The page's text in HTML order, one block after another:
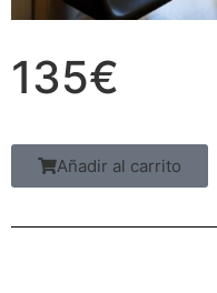
135€
Añadir al carrito